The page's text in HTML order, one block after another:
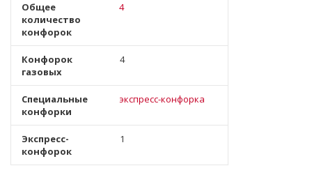
Общее
количество
конфорок
4
Конфорок
газовых
4
Специальные
конфорки
экспресс-конфорка
Экспресс-
конфорок
1